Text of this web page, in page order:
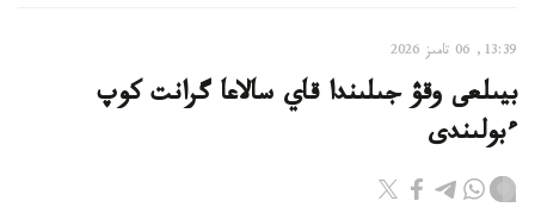
13:39, 06 تامىز 2026
بيىلعى وقۋ جىلىندا قاي سالاعا گرانت كوپ
ءبولىندى